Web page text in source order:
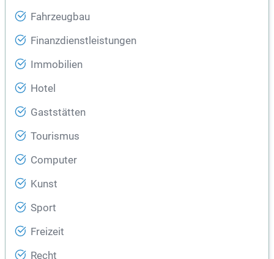
Fahrzeugbau
Finanzdienstleistungen
Immobilien
Hotel
Gaststätten
Tourismus
Computer
Kunst
Sport
Freizeit
Recht